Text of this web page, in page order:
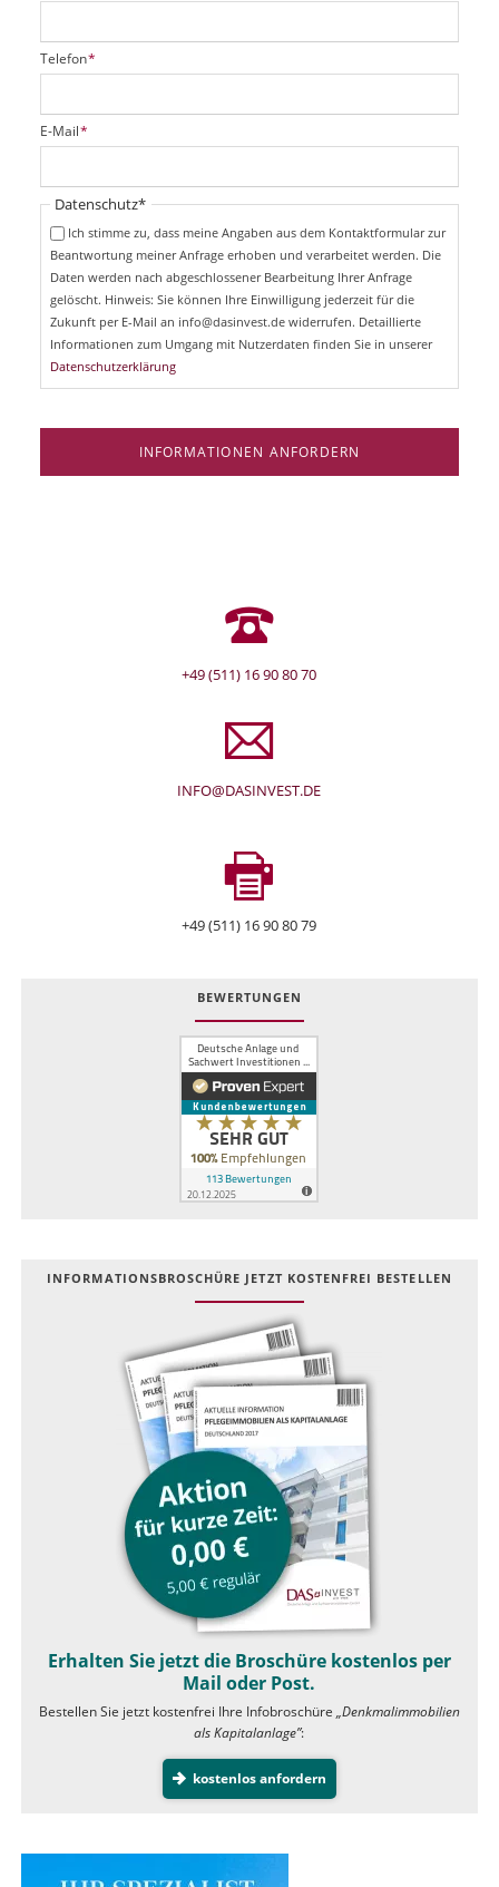
P
f
i
c
t
f
Telefon*
P
f
i
E-Mail*
Pflichtfeld
Datenschutz*
Ich stimme zu, dass meine Angaben aus dem Kontaktformular zur
Beantwortung meiner Anfrage erhoben und verarbeitet werden. Die
Daten werden nach abgeschlossener Bearbeitung Ihrer Anfrage
gelöscht. Hinweis: Sie können Ihre Einwilligung jederzeit für die
Zukunft per E-Mail an info@dasinvest.de widerrufen. Detaillierte
Informationen zum Umgang mit Nutzerdaten finden Sie in unserer
Datenschutzerklärung
INFORMATIONEN ANFORDERN
+49 (511) 16 90 80 70
INFO@DASINVEST.DE
+49 (511) 16 90 80 79
BEWERTUNGEN
INFOR­MATIONS­BROSCHÜRE JETZT KOSTEN­FREI BESTELLEN
Erhalten Sie jetzt die Broschüre kostenlos per
Mail oder Post.
Bestellen Sie jetzt kostenfrei Ihre Infobroschüre „Denkmalimmobilien
als Kapitalanlage”:
kostenlos anfordern